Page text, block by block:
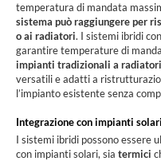
temperatura di mandata
sistema può raggiungere per
o ai radiatori. I sistemi ibridi
garantire temperature di
impianti tradizionali a radiatori
versatili e adatti a
l’impianto esistente senza
Integrazione con impianti solari
I sistemi ibridi possono essere
con impianti solari, sia termici